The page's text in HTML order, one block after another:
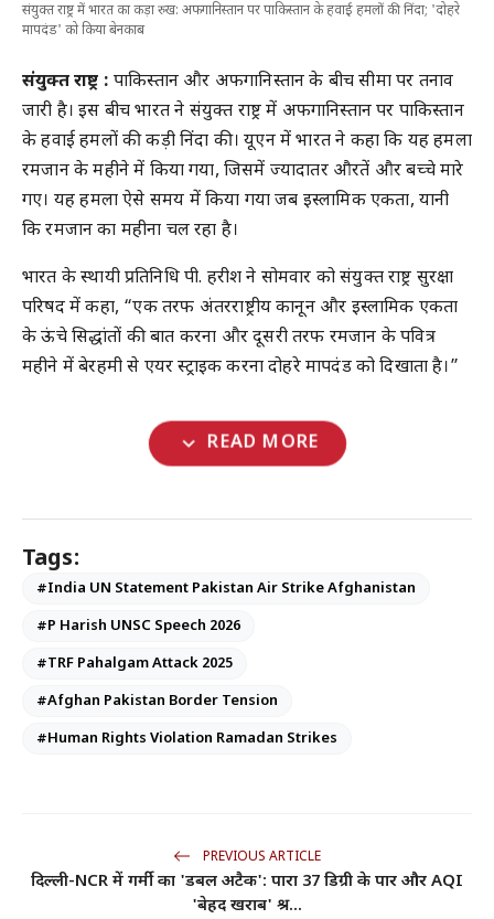
संयुक्त राष्ट्र में भारत का कड़ा रुख: अफगानिस्तान पर पाकिस्तान के हवाई हमलों की निंदा; 'दोहरे
मापदंड' को किया बेनकाब
संयुक्त राष्ट्र : पाकिस्तान और अफगानिस्तान के बीच सीमा पर तनाव
जारी है। इस बीच भारत ने संयुक्त राष्ट्र में अफगानिस्तान पर पाकिस्तान
के हवाई हमलों की कड़ी निंदा की। यूएन में भारत ने कहा कि यह हमला
रमजान के महीने में किया गया, जिसमें ज्यादातर औरतें और बच्चे मारे
गए। यह हमला ऐसे समय में किया गया जब इस्लामिक एकता, यानी
कि रमजान का महीना चल रहा है।
भारत के स्थायी प्रतिनिधि पी. हरीश ने सोमवार को संयुक्त राष्ट्र सुरक्षा
परिषद में कहा, “एक तरफ अंतरराष्ट्रीय कानून और इस्लामिक एकता
के ऊंचे सिद्धांतों की बात करना और दूसरी तरफ रमजान के पवित्र
महीने में बेरहमी से एयर स्ट्राइक करना दोहरे मापदंड को दिखाता है।”
expand_more READ MORE
Tags:
#India UN Statement Pakistan Air Strike Afghanistan
#P Harish UNSC Speech 2026
#TRF Pahalgam Attack 2025
#Afghan Pakistan Border Tension
#Human Rights Violation Ramadan Strikes
PREVIOUS ARTICLE
दिल्ली-NCR में गर्मी का 'डबल अटैक': पारा 37 डिग्री के पार और AQI
'बेहद खराब' श्र...